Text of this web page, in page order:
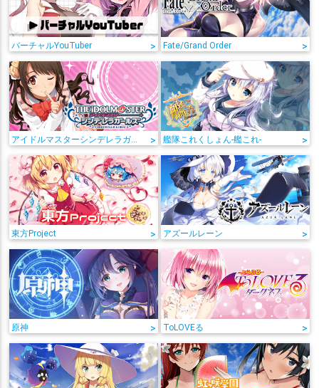
バーチャルYouTuber > Fate/Grand Order >
アイドルマスターシンデレラガールズ > 艦隊これくしょん-艦これ- >
東方Project > アズールレーン >
原神 > ToLOVEる >